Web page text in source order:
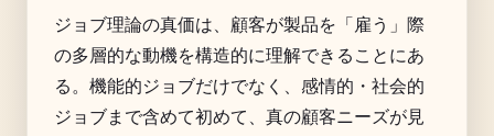
ジョブ理論の真価は、顧客が製品を「雇う」際
の多層的な動機を構造的に理解できることにあ
る。機能的ジョブだけでなく、感情的・社会的
ジョブまで含めて初めて、真の顧客ニーズが見